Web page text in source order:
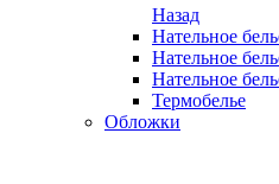
Назад
Нательное
Нательное
Нательное
Термобелье
Обложки